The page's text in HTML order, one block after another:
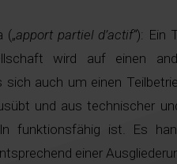
(„apport partiel d’actif“): Ein
wird auf einen
sich auch um einen
und aus technischer
funktionsfähig ist. Es
einer